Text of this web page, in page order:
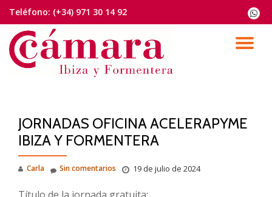
Saltar
contenido
Teléfono: (+34) 971 30 14 92
fa-
JORNADAS OFICINA ACELERAPYME
IBIZA Y FORMENTERA
Carla 19 de julio de 2024
Sin comentarios